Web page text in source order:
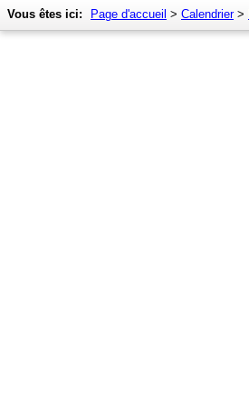
Vous êtes ici: Page d'accueil > Calendrier>